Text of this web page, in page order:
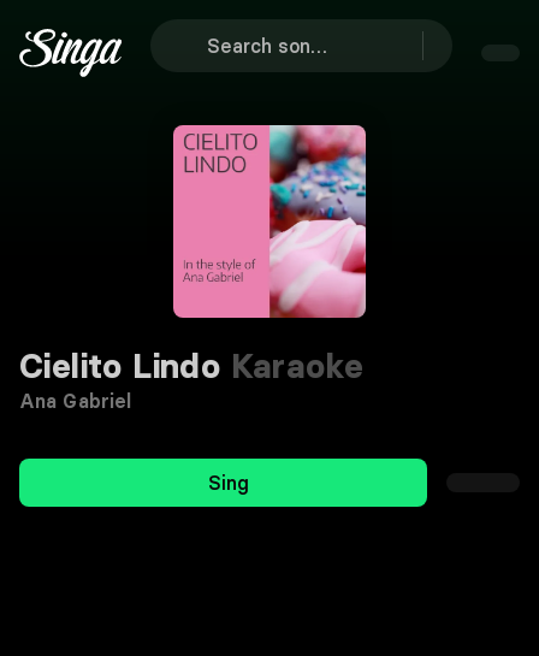
Cielito Lindo Karaoke
Ana Gabriel
Sing